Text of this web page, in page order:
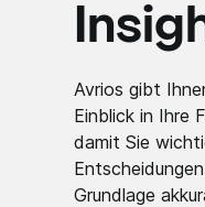
Avrios gibt
Einblick in Ihre
damit Sie
Grundlage